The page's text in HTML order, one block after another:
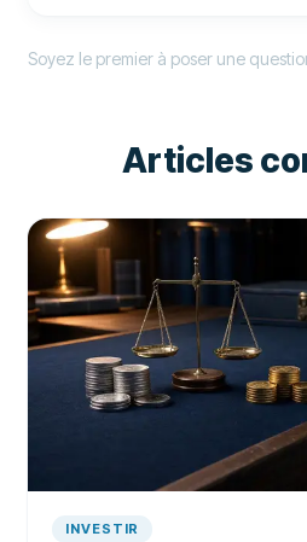
Soyez le premier à poser une
Articles
INVESTIR